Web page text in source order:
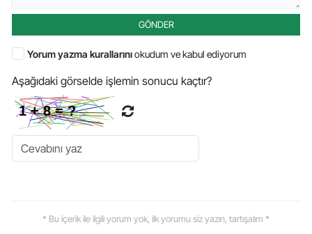
GÖNDER
Yorum yazma kurallarınıokudum ve kabul ediyorum
Aşağıdaki görselde işlemin sonucu kaçtır?
* Bu içerik ile ilgili yorum yok, ilk yorumu siz yazın, tartışalım *